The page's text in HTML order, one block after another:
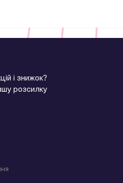
і знижок?
розсилку